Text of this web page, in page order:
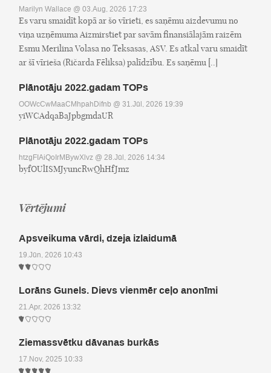
Marilyn Wallace @ 03.Aug, 2026 17:23
Es varu smaidīt kopā ar šo vīrieti, es saņēmu aizdevumu no
viņa uzņēmuma Aizmirstiet par savām finansiālajām raizēm
Esmu Merilina Volasa no Teksasas, ASV. Es atkal varu smaidīt
ar šī vīrieša (Ričarda Fēliksa) palīdzību. Es saņēmu [..]
Plānotāju 2022.gadam TOPs
OOWcCwMaaCMhpahDifnb @ 31.Jūl, 2026 19:39
yiWCAdqaBaJpbgmdaUR
Plānotāju 2022.gadam TOPs
htzgFIAiQoIrMBywXlvz @ 28.Jūl, 2026 14:34
byfOUlISMJyuncRwQhHfJmz
Vērtējumi
Apsveikuma vārdi, dzeja izlaidumā
19.Jūn, 2026 10:43
Lorāns Gunels. Dievs vienmēr ceļo anonīmi
21.Apr, 2026 13:32
Ziemassvētku dāvanas burkās
17.Nov, 2025 10:33